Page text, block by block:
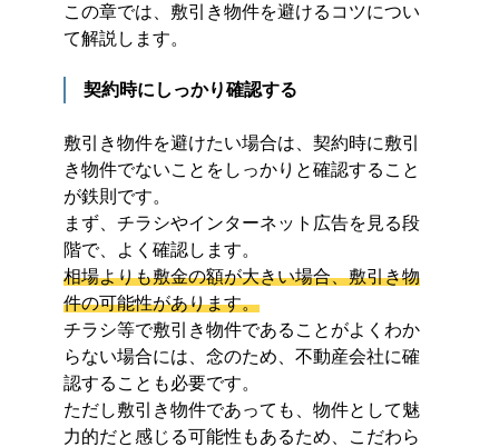
この章では、敷引き物件を避けるコツについ
て解説します。
契約時にしっかり確認する
敷引き物件を避けたい場合は、契約時に敷引
き物件でないことをしっかりと確認すること
が鉄則です。
まず、チラシやインターネット広告を見る段
階で、よく確認します。
相場よりも敷金の額が大きい場合、敷引き物
件の可能性があります。
チラシ等で敷引き物件であることがよくわか
らない場合には、念のため、不動産会社に確
認することも必要です。
ただし敷引き物件であっても、物件として魅
力的だと感じる可能性もあるため、こだわら